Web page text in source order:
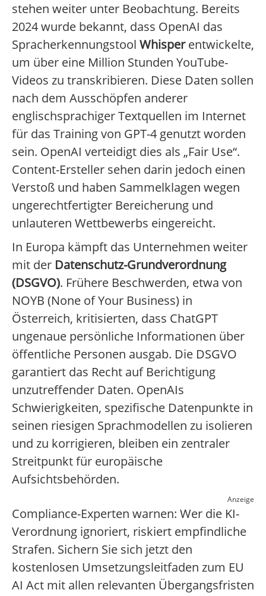
stehen weiter unter Beobachtung. Bereits
2024 wurde bekannt, dass OpenAI das
Spracherkennungstool Whisperentwickelte,
um über eine Million Stunden YouTube-
Videos zu transkribieren. Diese Daten sollen
nach dem Ausschöpfen anderer
englischsprachiger Textquellen im Internet
für das Training von GPT-4 genutzt worden
sein. OpenAI verteidigt dies als „Fair Use“.
Content-Ersteller sehen darin jedoch einen
Verstoß und haben Sammelklagen wegen
ungerechtfertigter Bereicherung und
unlauteren Wettbewerbs eingereicht.
In Europa kämpft das Unternehmen weiter
mit der Datenschutz-Grundverordnung
(DSGVO). Frühere Beschwerden, etwa von
NOYB (None of Your Business) in
Österreich, kritisierten, dass ChatGPT
ungenaue persönliche Informationen über
öffentliche Personen ausgab. Die DSGVO
garantiert das Recht auf Berichtigung
unzutreffender Daten. OpenAIs
Schwierigkeiten, spezifische Datenpunkte in
seinen riesigen Sprachmodellen zu isolieren
und zu korrigieren, bleiben ein zentraler
Streitpunkt für europäische
Aufsichtsbehörden.
Anzeige
Compliance-Experten warnen: Wer die KI-
Verordnung ignoriert, riskiert empfindliche
Strafen. Sichern Sie sich jetzt den
kostenlosen Umsetzungsleitfaden zum EU
AI Act mit allen relevanten Übergangsfristen